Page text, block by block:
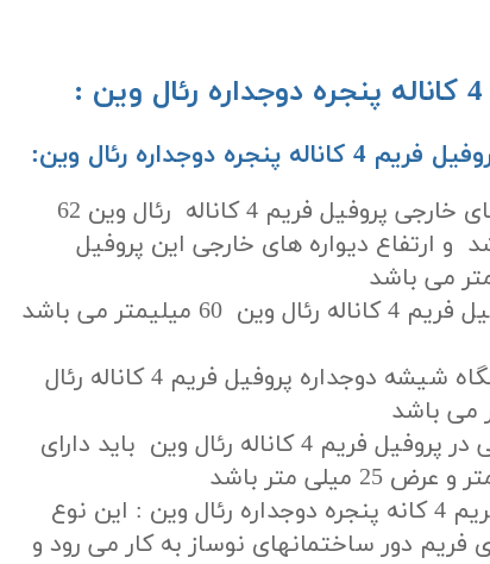
دوجداره رئال وین:
ارتفاع دیواره های خارجی پروفیل فریم 4 کاناله رئال وین 62
و ارتفاع دیواره های خارجی این پروفیل
پهنایا قطر پروفیل فریم 4 کاناله رئال وین 60 میلیمتر می باشد
ضخامت نشیمنگاه شیشه دوجداره پروفیل فریم 4 کاناله رئال
گالوانیزه مصرفی در پروفیل فریم 4 کاناله رئال وین باید دارای
کاربرد پروفیل فریم 4 کانه پنجره دوجداره رئال وین : این نوع
فریم دور ساختمانهای نوساز به کار می رود و